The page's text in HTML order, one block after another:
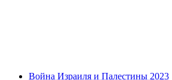
Война Израиля и Палестины 2023